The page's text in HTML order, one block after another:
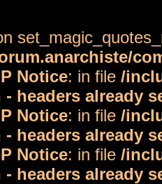
Notice: in file /
headers already
Notice: in file /
headers already
Notice: in file /
headers already